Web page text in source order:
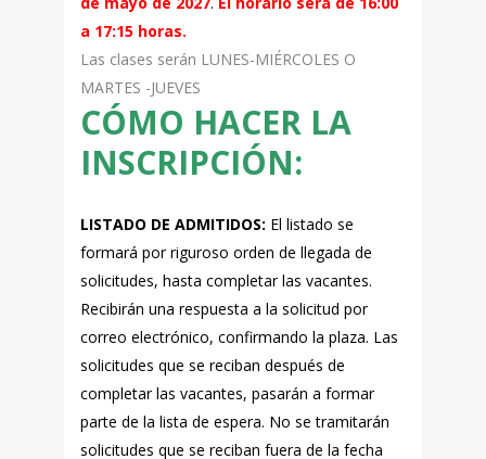
a 17:15 horas.
Las clases serán LUNES-MIÉRCOLES O
MARTES -JUEVES
CÓMO HACER LA
INSCRIPCIÓN:
LISTADO DE ADMITIDOS: El listado se
formará por riguroso orden de llegada de
solicitudes, hasta completar las vacantes.
Recibirán una respuesta a la solicitud por
correo electrónico, confirmando la plaza. Las
solicitudes que se reciban después de
completar las vacantes, pasarán a formar
parte de la lista de espera. No se tramitarán
solicitudes que se reciban fuera de la fecha